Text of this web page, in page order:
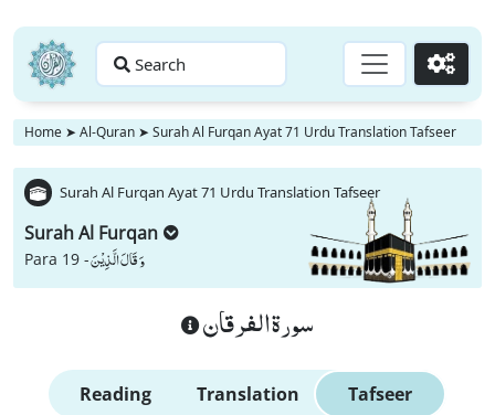
Search Go
Home ➤ Al-Quran ➤ Surah Al Furqan Ayat 71 Urdu Translation Tafseer
Surah Al Furqan Ayat 71 Urdu Translation Tafseer
Surah Al Furqan
Para 19 -وَ قَالَ الَّذِیْنَ
سورة الفرقان
Reading Translation Tafseer